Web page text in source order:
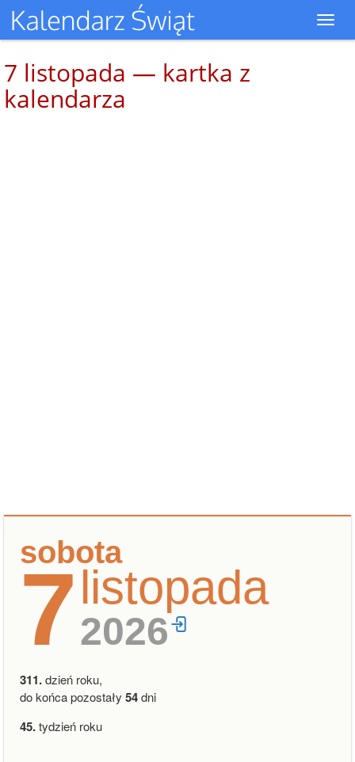
7 listopada — kartka z
kalendarza
sobota
7listopada
2026
311.dzień roku,
do końca pozostały 54dni
45.tydzień roku